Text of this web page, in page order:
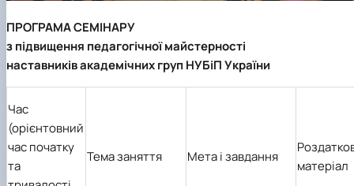
ПРОГРАМА СЕМІНАРУ
з підвищення педагогічної майстерності
наставників академічних груп НУБіП України
Час
(орієнтовний
час початку
та
Тема заняття Мета і завдання
матеріал